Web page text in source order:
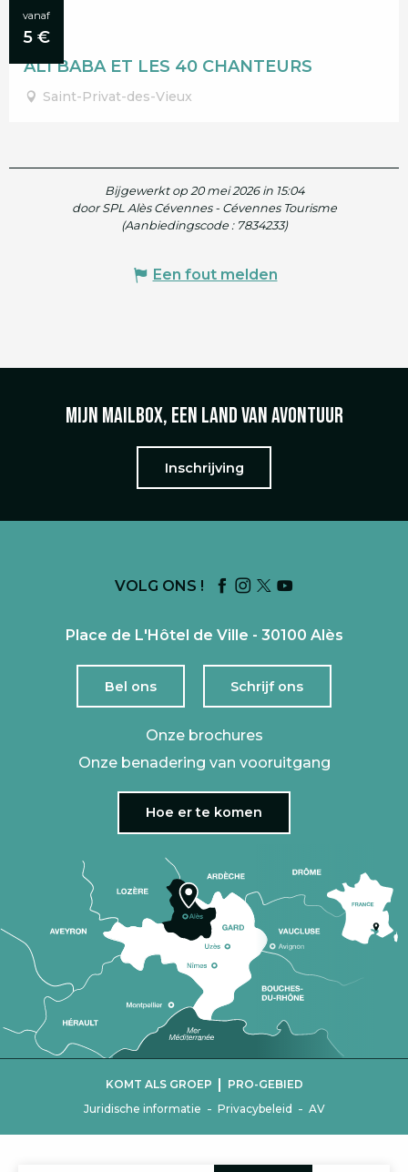
vanaf
5 €
27
SEP
ALI BABA ET LES 40 CHANTEURS
Saint-Privat-des-Vieux
Bijgewerkt op 20 mei 2026 in 15:04
door SPL Alès Cévennes - Cévennes Tourisme
(Aanbiedingscode : 7834233)
Een fout melden
Mijn mailbox, een land van avontuur
Inschrijving
VOLG ONS !
Place de L'Hôtel de Ville - 30100 Alès
Bel ons Schrijf ons
Onze brochures
Onze benadering van vooruitgang
Hoe er te komen
Juridische informatie - Privacybeleid - AV
KOMT ALS GROEP | PRO-GEBIED